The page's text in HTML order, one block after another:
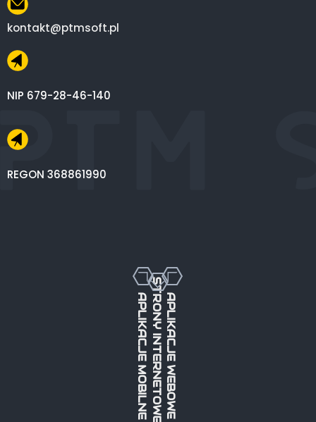
kontakt@ptmsoft.pl
NIP 679-28-46-140
REGON 368861990
APLIKACJE MOBILNESTRONY INTERNETOWEAPLIKACJE WEBOWE